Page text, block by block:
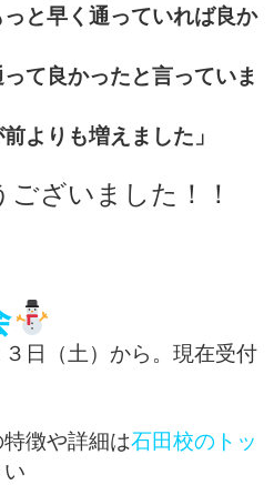
っと早く通っていれば良か
って良かったと言っていま
よりも増えました」
ざいました！！
日（土）から。現在受付
徴や詳細は石田校のトッ